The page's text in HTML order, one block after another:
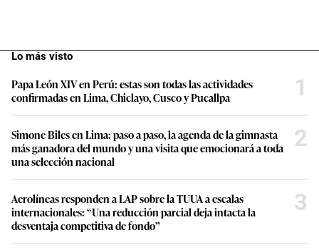
Lo más visto
Papa León XIV en Perú: estas son todas las actividades
confirmadas en Lima, Chiclayo, Cusco y Pucallpa
1
Simone Biles en Lima: paso a paso, la agenda de la gimnasta
más ganadora del mundo y una visita que emocionará a toda
una selección nacional
2
Aerolíneas responden a LAP sobre la TUUA a escalas
internacionales: “Una reducción parcial deja intacta la
desventaja competitiva de fondo”
3